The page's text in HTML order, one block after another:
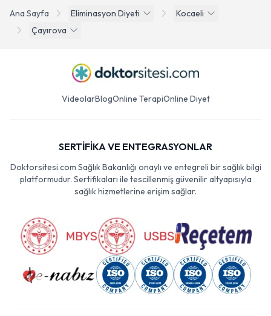
Ana Sayfa Eliminasyon Diyeti
Kocaeli
Çayırova
VideolarBlogOnline TerapiOnline Diyet
SERTİFİKA VE ENTEGRASYONLAR
Doktorsitesi.com Sağlık Bakanlığı onaylı ve entegreli bir sağlık bilgi
platformudur. Sertifikaları ile tescillenmiş güvenilir altyapısıyla
sağlık hizmetlerine erişim sağlar.